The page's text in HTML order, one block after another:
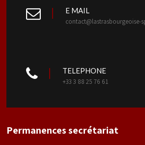
E MAIL
contact@lastrasbourgeoise-
TELEPHONE
+33 3 88 25 76 61
Permanences secrétariat